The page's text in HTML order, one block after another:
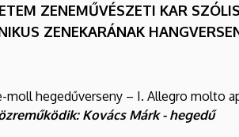
ZENEMŰVÉSZETI KAR
ZENEKARÁNAK
moll hegedűverseny – I. Allegro molto
Kovács Márk - hegedű